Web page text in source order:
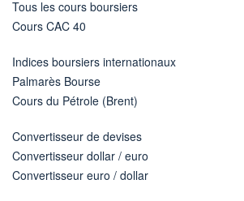
Tous les cours boursiers
Cours CAC 40
Indices boursiers internationaux
Palmarès Bourse
Cours du Pétrole (Brent)
Convertisseur de devises
Convertisseur dollar / euro
Convertisseur euro / dollar